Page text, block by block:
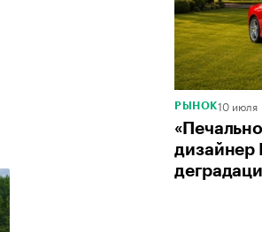
РЫНОК10 июля
дизайнер